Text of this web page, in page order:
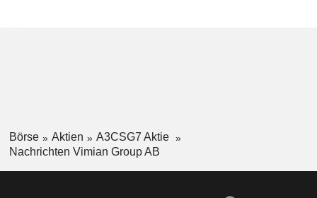
Börse Aktien
A3CSG7 Aktie
Nachrichten Vimian Group AB